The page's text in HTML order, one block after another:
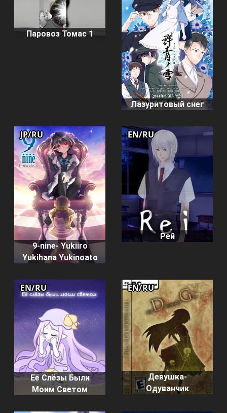
Паровоз Томас 1
Лазуритовый снег
9-nine- Yukiiro
Yukihana Yukinoato
JP/RU
Рей
EN/RU
Её Слёзы Были
Моим Светом
EN/RU
Девушка-
Одуванчик
EN/RU